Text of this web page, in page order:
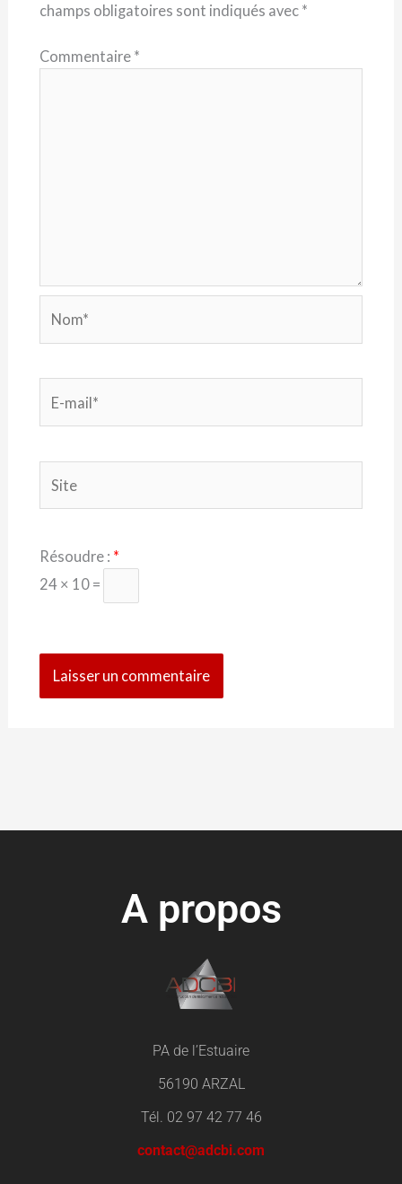
champs obligatoires sont indiqués avec *
Commentaire *
mail*
Résoudre : *
24 × 10 =
A propos
PA de l’Estuaire
56190 ARZAL
Tél. 02 97 42 77 46
contact@adcbi.com